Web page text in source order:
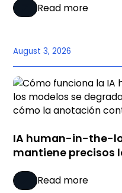
Read more
August 3, 2026
IA human-in-the-
mantiene precisos
Read more